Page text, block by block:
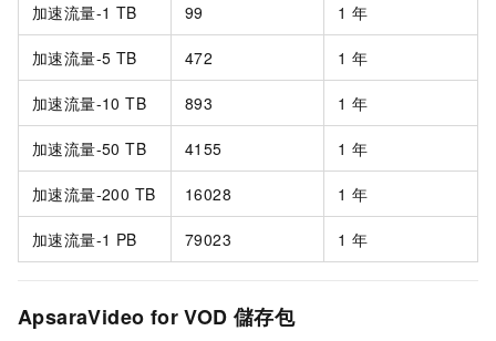
加速流量-1 TB 99 1 年
加速流量-5 TB 472 1 年
加速流量-10 TB 893 1 年
加速流量-50 TB 4155 1 年
加速流量-200 TB 16028 1 年
加速流量-1 PB 79023 1 年
ApsaraVideo for VOD 儲存包